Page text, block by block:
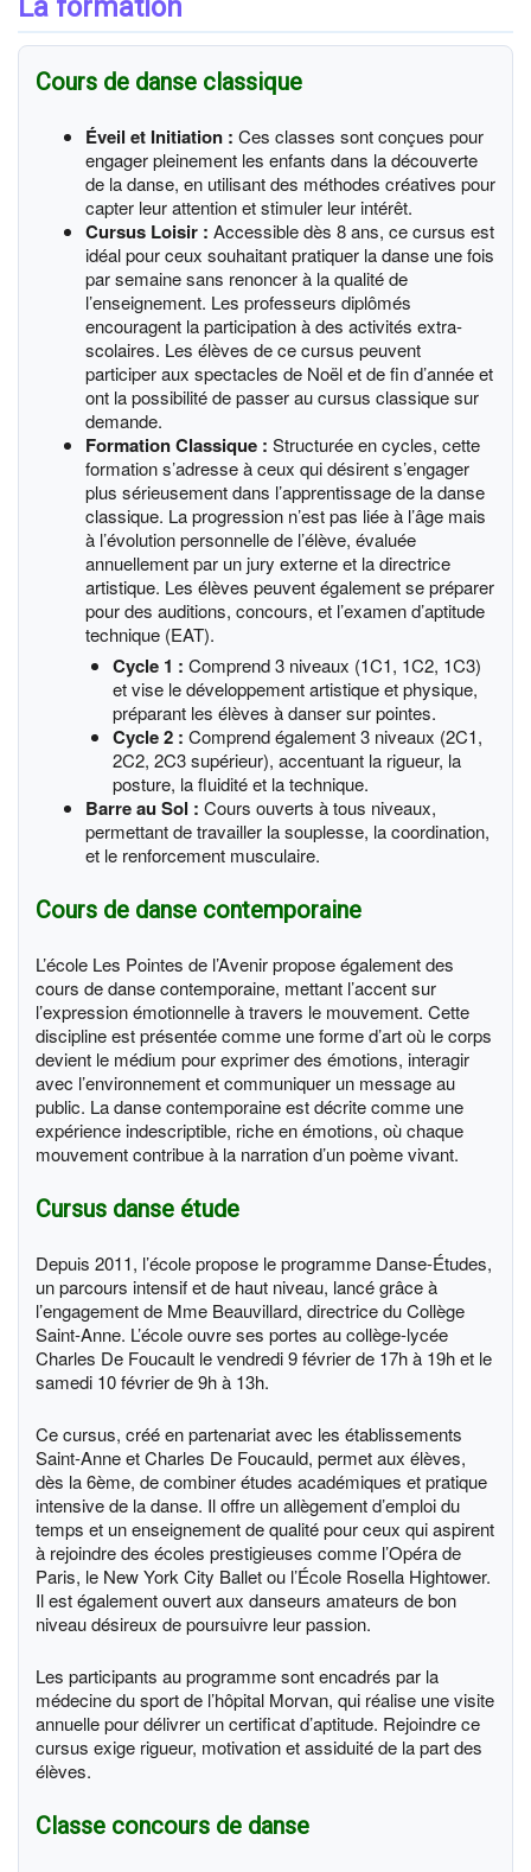
La formation
Cours de danse classique
Éveil et Initiation : Ces classes sont conçues pour
engager pleinement les enfants dans la découverte
de la danse, en utilisant des méthodes créatives pour
capter leur attention et stimuler leur intérêt.
Cursus Loisir : Accessible dès 8 ans, ce cursus est
idéal pour ceux souhaitant pratiquer la danse une fois
par semaine sans renoncer à la qualité de
l’enseignement. Les professeurs diplômés
encouragent la participation à des activités extra-
scolaires. Les élèves de ce cursus peuvent
participer aux spectacles de Noël et de fin d’année et
ont la possibilité de passer au cursus classique sur
demande.
Formation Classique : Structurée en cycles, cette
formation s’adresse à ceux qui désirent s’engager
plus sérieusement dans l’apprentissage de la danse
classique. La progression n’est pas liée à l’âge mais
à l’évolution personnelle de l’élève, évaluée
annuellement par un jury externe et la directrice
artistique. Les élèves peuvent également se préparer
pour des auditions, concours, et l’examen d’aptitude
technique (EAT).
Cycle 1 : Comprend 3 niveaux (1C1, 1C2, 1C3)
et vise le développement artistique et physique,
préparant les élèves à danser sur pointes.
Cycle 2 : Comprend également 3 niveaux (2C1,
2C2, 2C3 supérieur), accentuant la rigueur, la
posture, la fluidité et la technique.
Barre au Sol : Cours ouverts à tous niveaux,
permettant de travailler la souplesse, la coordination,
et le renforcement musculaire.
Cours de danse contemporaine
L’école Les Pointes de l’Avenir propose également des
cours de danse contemporaine, mettant l’accent sur
l’expression émotionnelle à travers le mouvement. Cette
discipline est présentée comme une forme d’art où le corps
devient le médium pour exprimer des émotions, interagir
avec l’environnement et communiquer un message au
public. La danse contemporaine est décrite comme une
expérience indescriptible, riche en émotions, où chaque
mouvement contribue à la narration d’un poème vivant.
Cursus danse étude
Depuis 2011, l’école propose le programme Danse-Études,
un parcours intensif et de haut niveau, lancé grâce à
l’engagement de Mme Beauvillard, directrice du Collège
Saint-Anne. L’école ouvre ses portes au collège-lycée
Charles De Foucault le vendredi 9 février de 17h à 19h et le
samedi 10 février de 9h à 13h.
Ce cursus, créé en partenariat avec les établissements
Saint-Anne et Charles De Foucauld, permet aux élèves,
dès la 6ème, de combiner études académiques et pratique
intensive de la danse. Il offre un allègement d’emploi du
temps et un enseignement de qualité pour ceux qui aspirent
à rejoindre des écoles prestigieuses comme l’Opéra de
Paris, le New York City Ballet ou l’École Rosella Hightower.
Il est également ouvert aux danseurs amateurs de bon
niveau désireux de poursuivre leur passion.
Les participants au programme sont encadrés par la
médecine du sport de l’hôpital Morvan, qui réalise une visite
annuelle pour délivrer un certificat d’aptitude. Rejoindre ce
cursus exige rigueur, motivation et assiduité de la part des
élèves.
Classe concours de danse